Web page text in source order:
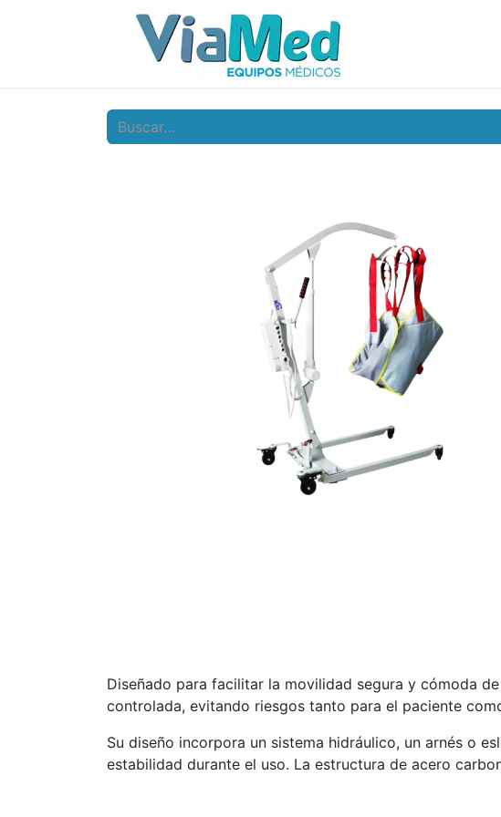
Diseñado para facilitar la movilidad segura y cómoda
controlada, evitando riesgos tanto para el paciente
Su diseño incorpora un sistema hidráulico, un arnés o
estabilidad durante el uso. La estructura de acero